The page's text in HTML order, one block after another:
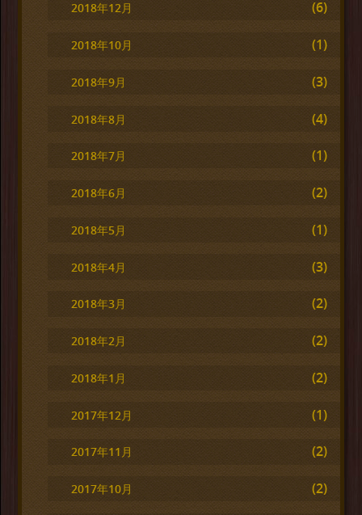
2018年12月 (6)
2018年10月 (1)
2018年9月 (3)
2018年8月 (4)
2018年7月 (1)
2018年6月 (2)
2018年5月 (1)
2018年4月 (3)
2018年3月 (2)
2018年2月 (2)
2018年1月 (2)
2017年12月 (1)
2017年11月 (2)
2017年10月 (2)